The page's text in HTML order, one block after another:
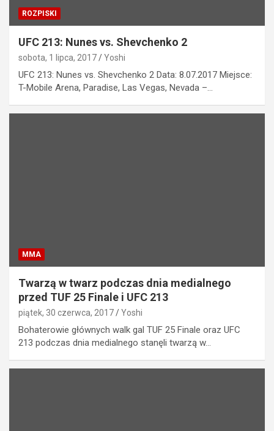
ROZPISKI
UFC 213: Nunes vs. Shevchenko 2
sobota, 1 lipca, 2017 Yoshi
UFC 213: Nunes vs. Shevchenko 2 Data: 8.07.2017 Miejsce:
T-Mobile Arena, Paradise, Las Vegas, Nevada –…
MMA
Twarzą w twarz podczas dnia medialnego
przed TUF 25 Finale i UFC 213
piątek, 30 czerwca, 2017 Yoshi
Bohaterowie głównych walk gal TUF 25 Finale oraz UFC
213 podczas dnia medialnego stanęli twarzą w…